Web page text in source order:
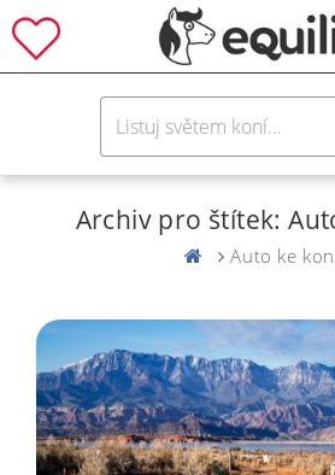
Archiv pro štítek:
Auto ke